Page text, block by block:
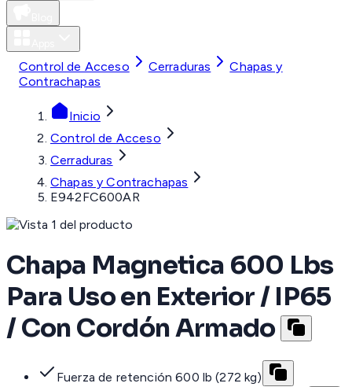
Control de Acceso Cerraduras
Chapas y
Contrachapas
Inicio
Control de Acceso
Cerraduras
Chapas y Contrachapas
E942FC600AR
Chapa Magnetica 600 Lbs
Para Uso en Exterior / IP65
/ Con Cordón Armado
Fuerza de retención 600 lb (272 kg)